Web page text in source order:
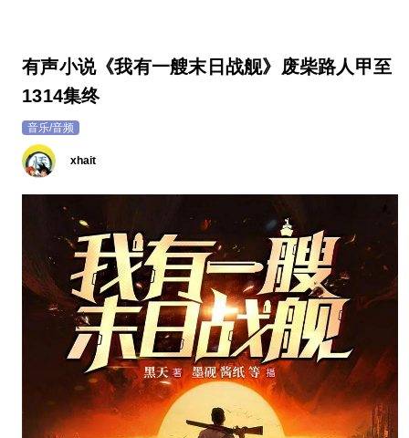
有声小说《我有一艘末日战舰》废柴路人甲至
1314集终
音乐/音频
xhait